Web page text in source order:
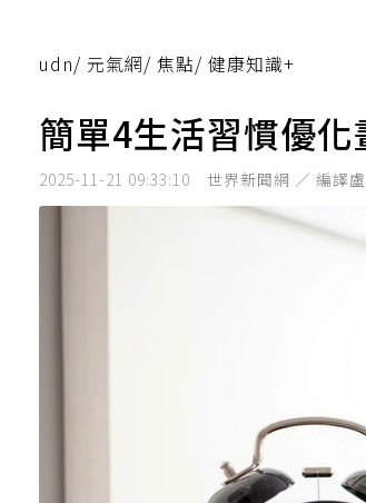
udn/ 元氣網/ 焦點/ 健康知識+
簡單4生活習慣優
2025-11-21 09:33:10 世界新聞網 ／ 編譯